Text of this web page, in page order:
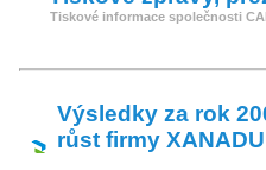
Tiskové informace společnosti
Výsledky za rok
růst firmy XANADU